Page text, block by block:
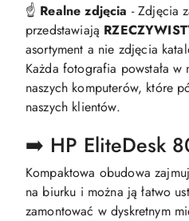
☝️ Realne zdjęcia - Zdjęcia
przedstawiają
asortyment a nie zdjęcia
Każda fotografia powstała
naszych komputerów, które
naszych klientów.
➡️ HP EliteDesk
Kompaktowa obudowa
na biurku i można ją łatwo
zamontować w dyskretnym